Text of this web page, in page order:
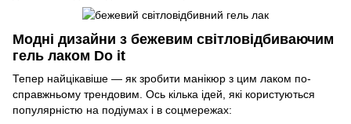
Модні дизайни з бежевим світловідбиваючим
гель лаком Do it
Тепер найцікавіше — як зробити манікюр з цим лаком по-
справжньому трендовим. Ось кілька ідей, які користуються
популярністю на подіумах і в соцмережах: